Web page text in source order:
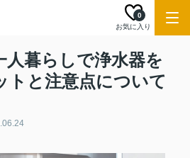
お気に入り
0
人暮らしで浄水器を
トと注意点について